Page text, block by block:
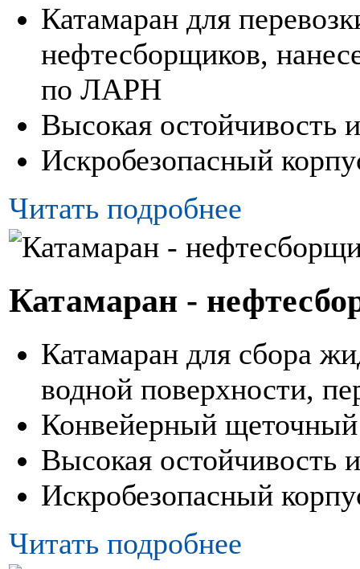
Катамаран для
нефтесборщиков,
по ЛАРН
Высокая остойчивость
Искробезопасный
Читать подробнее
Катамаран -
Катамаран для сбора
водной поверхности,
Конвейерный
Высокая остойчивость
Искробезопасный
Читать подробнее